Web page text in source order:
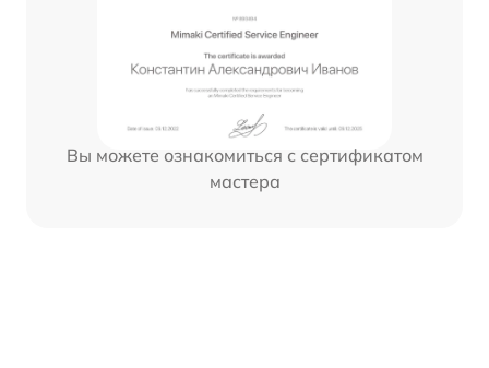
Вы можете ознакомиться с сертификатом
мастера